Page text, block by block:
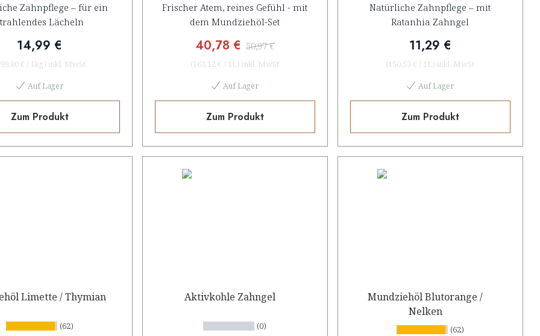
Zahnpflege – für ein
Lächeln
14,99 €
€ / 1kg) inkl. MwSt
Auf Lager
Zum Produkt
Frischer Atem, reines Gefühl - mit
dem Mundziehöl-Set
40,78 € 50,97 €
(163,12 € / 1L) inkl. MwSt
Auf Lager
Zum Produkt
Natürliche Zahnpflege – mit
Ratanhia Zahngel
11,29 €
(150,53 € / 1L) inkl. MwSt
Auf Lager
Zum Produkt
Limette / Thymian
(62)
Aktivkohle Zahngel
(0)
Mundziehöl Blutorange /
Nelken
(62)